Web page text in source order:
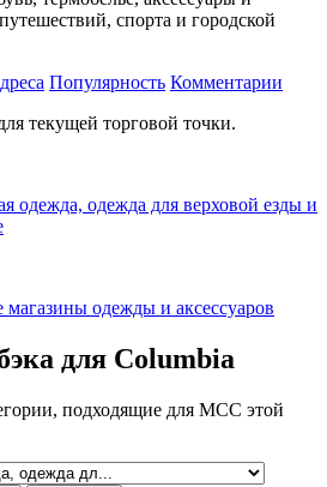
спорта и городской
Популярность Комментарии
текущей торговой точки.
одежда, одежда для верховой езды и
одежды и аксессуаров
для Columbia
подходящие для MCC этой